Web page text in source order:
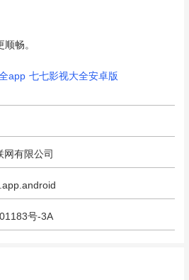
畅。
app 七七影视大全安卓版
网有限公司
号-3A